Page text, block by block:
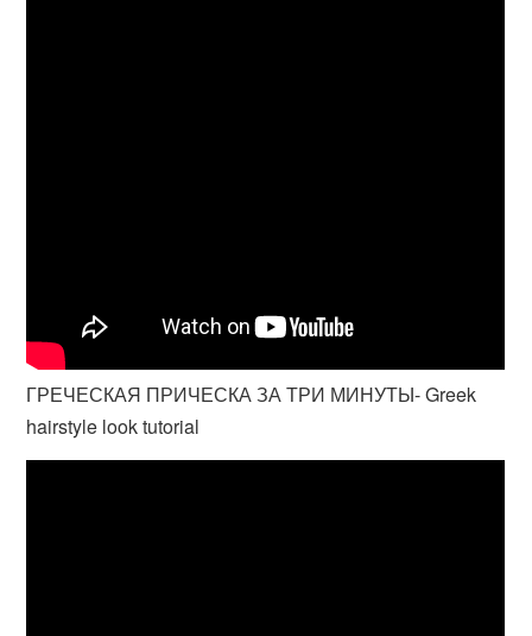
ГРЕЧЕСКАЯ ПРИЧЕСКА ЗА ТРИ МИНУТЫ- Greek
hairstyle look tutorial